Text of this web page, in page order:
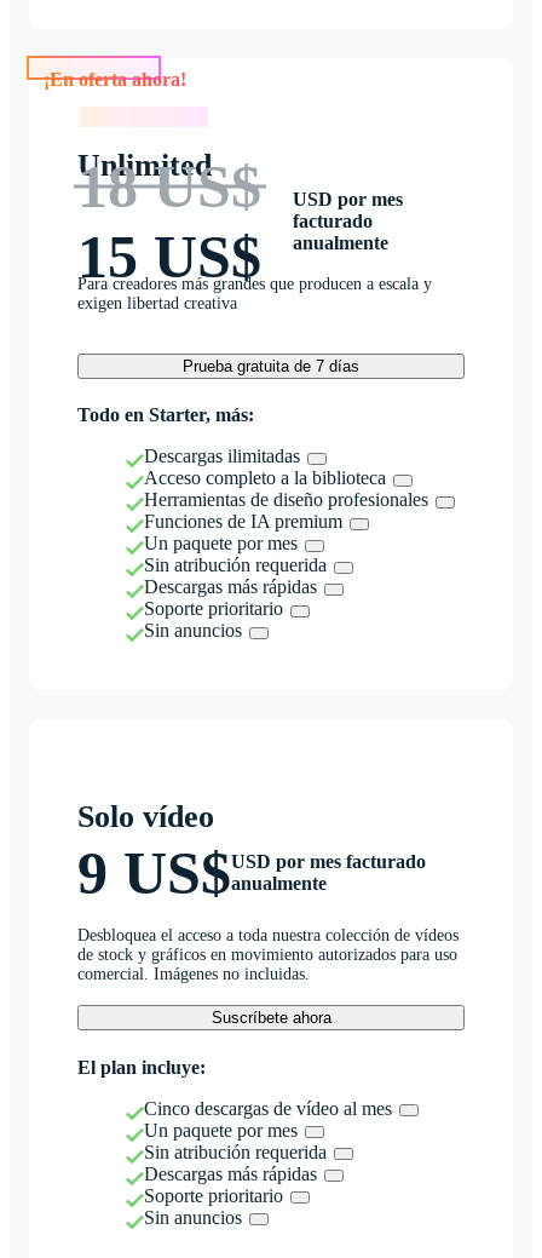
Unlimited
18 US$
15 US$
USD por mes
facturado
anualmente
Para creadores más grandes que producen a escala y
exigen libertad creativa
Prueba gratuita de 7 días
Todo en Starter, más:
Descargas ilimitadas
Acceso completo a la biblioteca
Herramientas de diseño profesionales
Funciones de IA premium
Un paquete por mes
Sin atribución requerida
Descargas más rápidas
Soporte prioritario
Sin anuncios
Solo vídeo
9 US$USD por mes facturado
anualmente
Desbloquea el acceso a toda nuestra colección de vídeos
de stock y gráficos en movimiento autorizados para uso
comercial. Imágenes no incluidas.
Suscríbete ahora
El plan incluye:
Cinco descargas de vídeo al mes
Un paquete por mes
Sin atribución requerida
Descargas más rápidas
Soporte prioritario
Sin anuncios